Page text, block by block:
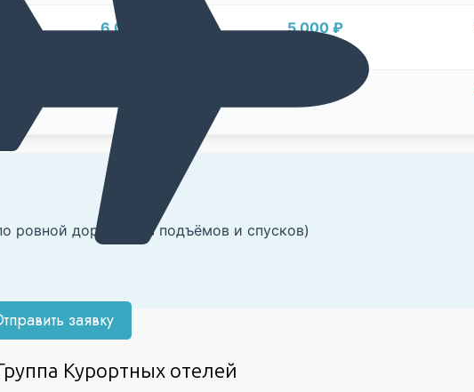
6 000 ₽ 5 000 ₽
ровной дороге (без подъёмов и спусков)
Курортных отелей